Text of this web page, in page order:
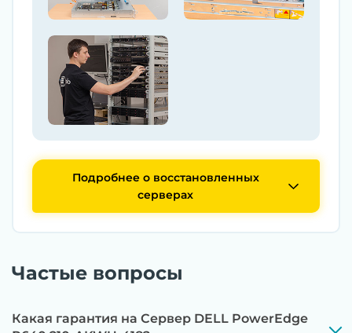
Подробнее о восстановленных
серверах
Частые вопросы
Какая гарантия на Сервер DELL PowerEdge